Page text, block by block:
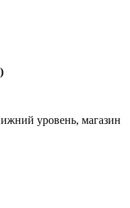
уровень, магазин